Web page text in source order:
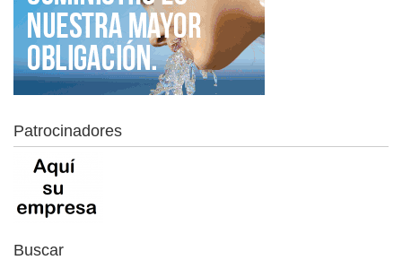
Patrocinadores
Buscar